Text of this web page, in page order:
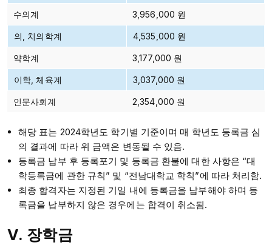
수의계 3,956,000 원
의, 치의학계 4,535,000 원
약학계 3,177,000 원
이학, 체육계 3,037,000 원
인문사회계 2,354,000 원
해당 표는 2024학년도 학기별 기준이며 매 학년도 등록금 심
의 결과에 따라 위 금액은 변동될 수 있음.
등록금 납부 후 등록포기 및 등록금 환불에 대한 사항은 “대
학등록금에 관한 규칙” 및 “전남대학교 학칙”에 따라 처리함.
최종 합격자는 지정된 기일 내에 등록금을 납부해야 하며 등
록금을 납부하지 않은 경우에는 합격이 취소됨.
V. 장학금